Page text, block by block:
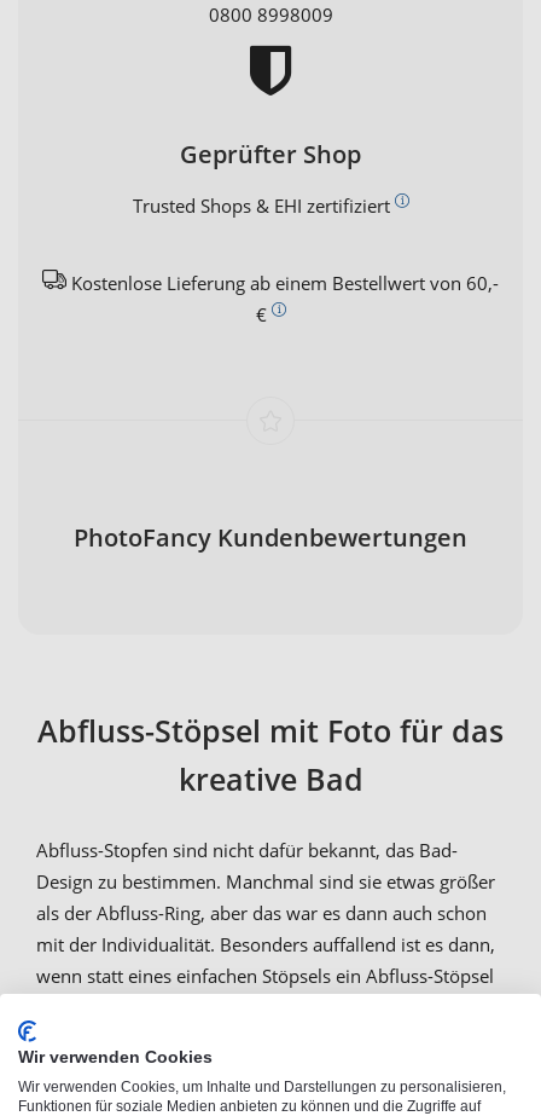
0800 8998009
Geprüfter Shop
Trusted Shops & EHI zertifiziert
Kostenlose Lieferung ab einem Bestellwert von 60,-
€
PhotoFancy Kundenbewertungen
Abfluss-Stöpsel mit Foto für das
kreative Bad
Abfluss-Stopfen sind nicht dafür bekannt, das Bad-
Design zu bestimmen. Manchmal sind sie etwas größer
als der Abfluss-Ring, aber das war es dann auch schon
mit der Individualität. Besonders auffallend ist es dann,
wenn statt eines einfachen Stöpsels ein Abfluss-Stöpsel
eigenem Foto bedrucken lassen
Vereinsmitglied? Gestalte dein Bad ganz in den
Wir verwenden Cookies
Wir verwenden Cookies, um Inhalte und Darstellungen zu personalisieren,
Funktionen für soziale Medien anbieten zu können und die Zugriffe auf